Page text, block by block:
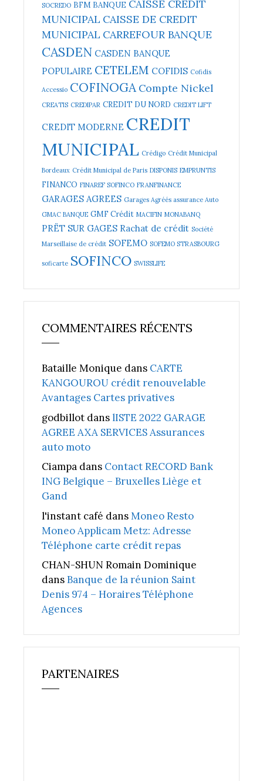
SOCREDO BFM BANQUE CAISSE CREDIT
MUNICIPAL CAISSE DE CREDIT
MUNICIPAL CARREFOUR BANQUE
CASDEN CASDEN BANQUE
POPULAIRE CETELEM COFIDIS Cofidis
Accessio COFINOGA Compte Nickel
CREATIS CREDIPAR CREDIT DU NORD CREDIT LIFT
CREDIT MODERNE CREDIT
MUNICIPAL Crédigo Crédit Municipal
Bordeaux Crédit Municipal de Paris DISPONIS EMPRUNTIS
FINANCO FINAREF SOFINCO FRANFINANCE
GARAGES AGREES Garages Agréés assurance Auto
GMAC BANQUE GMF Crédit MACIFIN MONABANQ
PRËT SUR GAGES Rachat de crédit Société
Marseillaise de crédit SOFEMO SOFEMO STRASBOURG
soficarte SOFINCO SWISSLIFE
COMMENTAIRES RÉCENTS
Bataille Monique dans CARTE
KANGOUROU crédit renouvelable
Avantages Cartes privatives
godbillot danslISTE 2022 GARAGE
AGREE AXA SERVICES Assurances
auto moto
Ciampa dans Contact RECORD Bank
ING Belgique – Bruxelles Liège et
Gand
l'instant café dansMoneo Resto
Moneo Applicam Metz: Adresse
Téléphone carte crédit repas
CHAN-SHUN Romain Dominique
dansBanque de la réunion Saint
Denis 974 – Horaires Téléphone
Agences
PARTENAIRES